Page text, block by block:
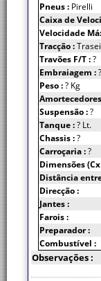
Pneus : Pirelli
Caixa de
Velocidade
Tracção :
Travões F/T :?
Embraiagem :?
Peso :? Kg
Suspensão :?
Tanque :? Lt.
Chassis :?
Carroçaria :?
Dimensões
Distância
Direcção :
Jantes :
Farois :
Preparador :
Combustível :
Observações :